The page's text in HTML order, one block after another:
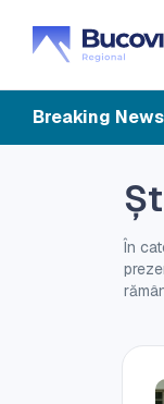
Breaking News
În